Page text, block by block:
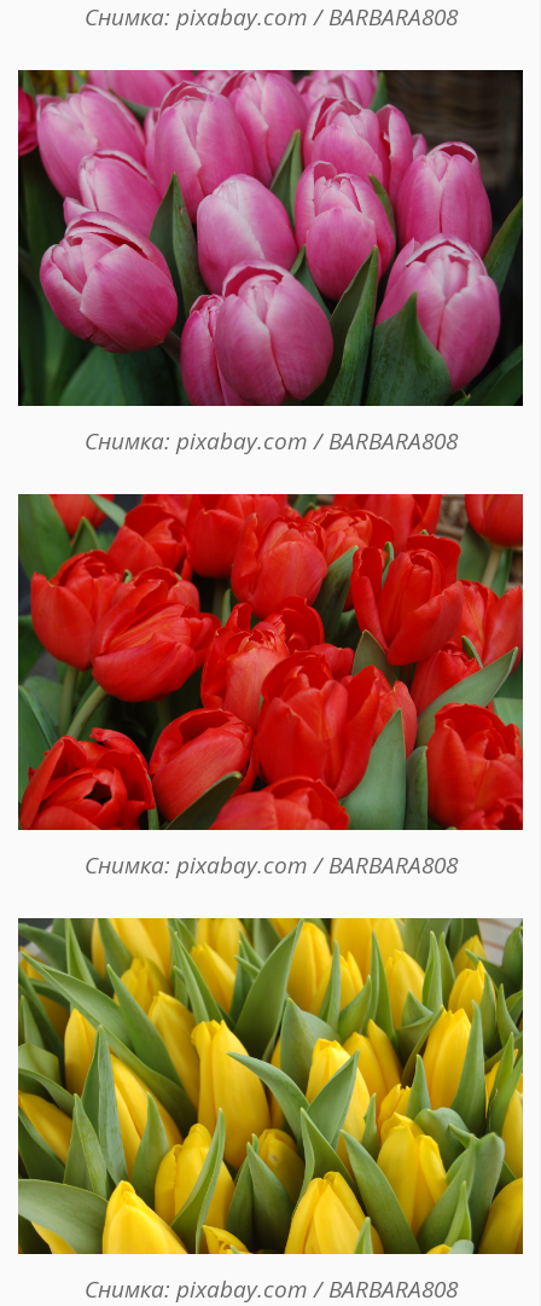
Снимка: pixabay.com / BARBARA808
Снимка: pixabay.com / BARBARA808
Снимка: pixabay.com / BARBARA808
Снимка: pixabay.com / BARBARA808